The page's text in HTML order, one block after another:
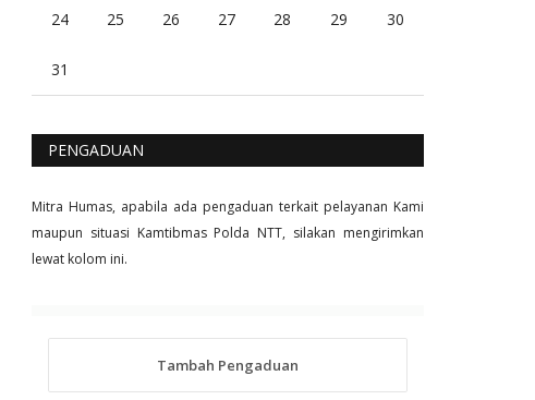
24 25 26 27 28 29 30
31
PENGADUAN
Mitra Humas, apabila ada pengaduan terkait pelayanan Kami
maupun situasi Kamtibmas Polda NTT, silakan mengirimkan
lewat kolom ini.
Tambah Pengaduan